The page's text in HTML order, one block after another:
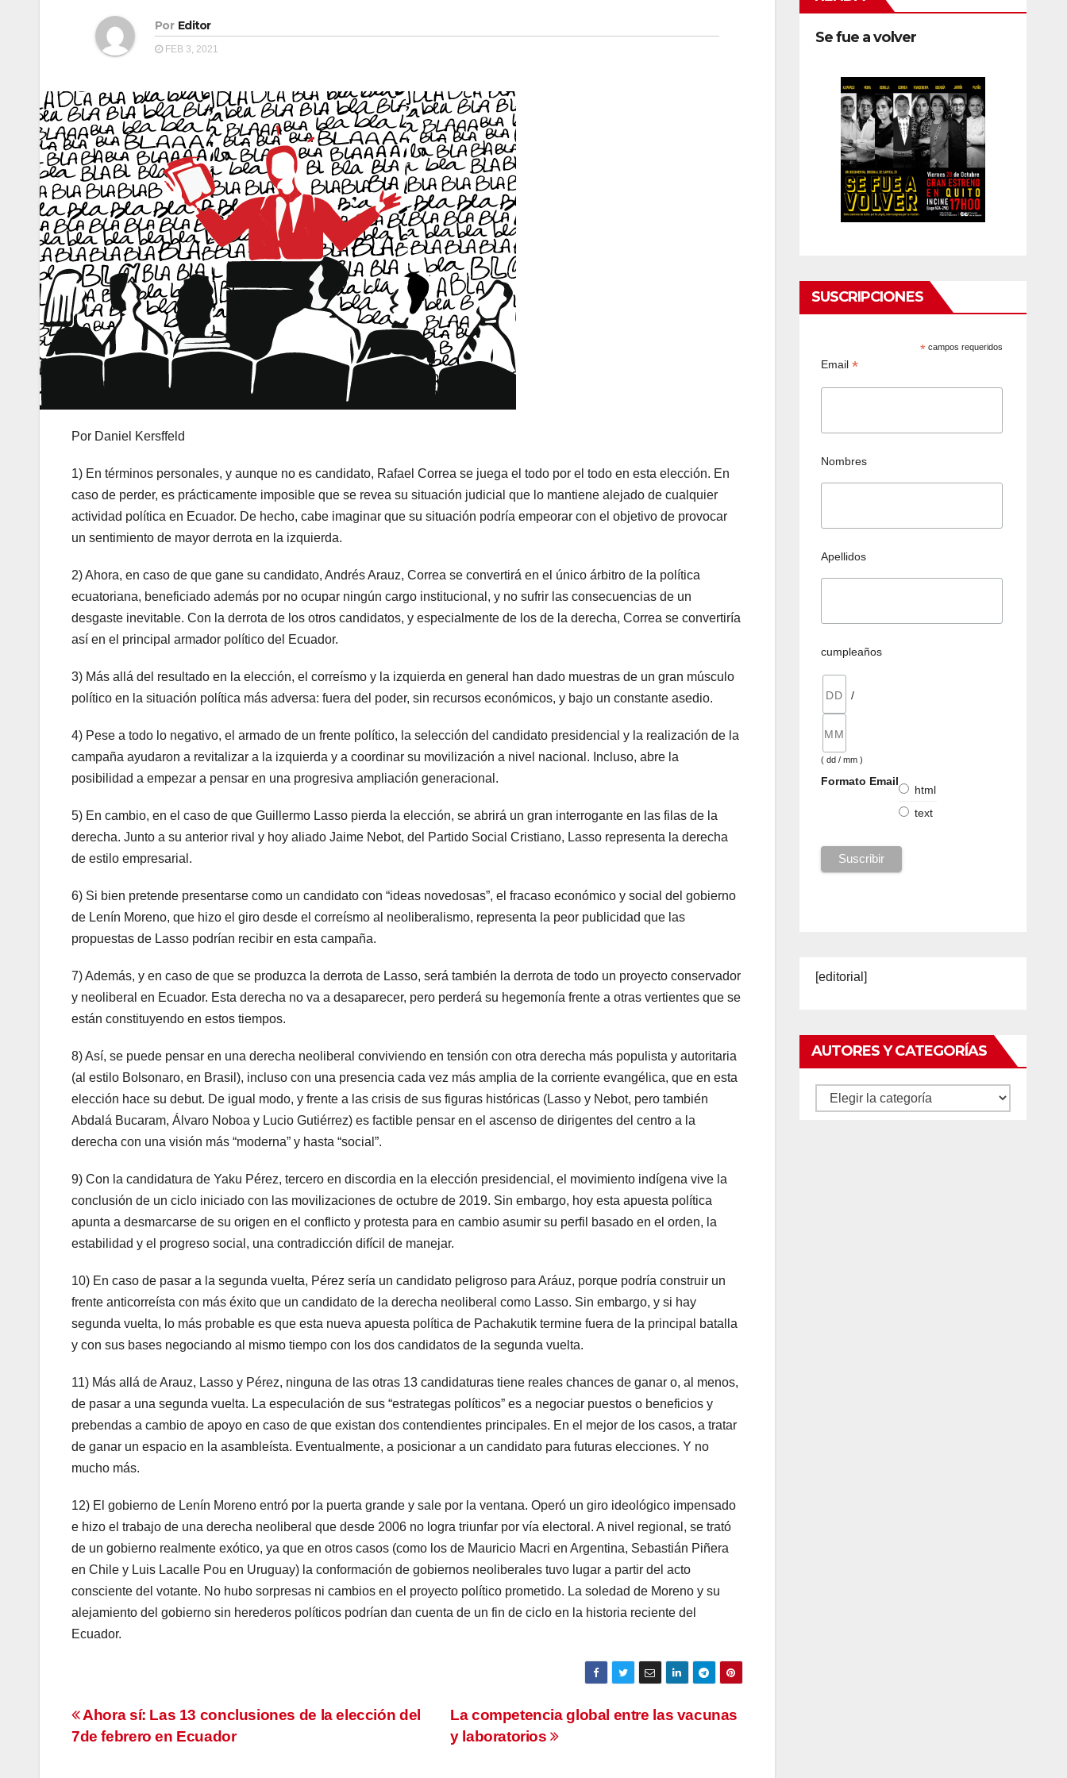
Por Editor
FEB 3, 2021
Por Daniel Kersffeld
1) En términos personales, y aunque no es candidato, Rafael Correa se juega el todo por el todo en esta elección. En
caso de perder, es prácticamente imposible que se revea su situación judicial que lo mantiene alejado de cualquier
actividad política en Ecuador. De hecho, cabe imaginar que su situación podría empeorar con el objetivo de provocar
un sentimiento de mayor derrota en la izquierda.
2) Ahora, en caso de que gane su candidato, Andrés Arauz, Correa se convertirá en el único árbitro de la política
ecuatoriana, beneficiado además por no ocupar ningún cargo institucional, y no sufrir las consecuencias de un
desgaste inevitable. Con la derrota de los otros candidatos, y especialmente de los de la derecha, Correa se convertiría
así en el principal armador político del Ecuador.
3) Más allá del resultado en la elección, el correísmo y la izquierda en general han dado muestras de un gran músculo
político en la situación política más adversa: fuera del poder, sin recursos económicos, y bajo un constante asedio.
4) Pese a todo lo negativo, el armado de un frente político, la selección del candidato presidencial y la realización de la
campaña ayudaron a revitalizar a la izquierda y a coordinar su movilización a nivel nacional. Incluso, abre la
posibilidad a empezar a pensar en una progresiva ampliación generacional.
5) En cambio, en el caso de que Guillermo Lasso pierda la elección, se abrirá un gran interrogante en las filas de la
derecha. Junto a su anterior rival y hoy aliado Jaime Nebot, del Partido Social Cristiano, Lasso representa la derecha
de estilo empresarial.
6) Si bien pretende presentarse como un candidato con “ideas novedosas”, el fracaso económico y social del gobierno
de Lenín Moreno, que hizo el giro desde el correísmo al neoliberalismo, representa la peor publicidad que las
propuestas de Lasso podrían recibir en esta campaña.
7) Además, y en caso de que se produzca la derrota de Lasso, será también la derrota de todo un proyecto conservador
y neoliberal en Ecuador. Esta derecha no va a desaparecer, pero perderá su hegemonía frente a otras vertientes que se
están constituyendo en estos tiempos.
8) Así, se puede pensar en una derecha neoliberal conviviendo en tensión con otra derecha más populista y autoritaria
(al estilo Bolsonaro, en Brasil), incluso con una presencia cada vez más amplia de la corriente evangélica, que en esta
elección hace su debut. De igual modo, y frente a las crisis de sus figuras históricas (Lasso y Nebot, pero también
Abdalá Bucaram, Álvaro Noboa y Lucio Gutiérrez) es factible pensar en el ascenso de dirigentes del centro a la
derecha con una visión más “moderna” y hasta “social”.
9) Con la candidatura de Yaku Pérez, tercero en discordia en la elección presidencial, el movimiento indígena vive la
conclusión de un ciclo iniciado con las movilizaciones de octubre de 2019. Sin embargo, hoy esta apuesta política
apunta a desmarcarse de su origen en el conflicto y protesta para en cambio asumir su perfil basado en el orden, la
estabilidad y el progreso social, una contradicción difícil de manejar.
10) En caso de pasar a la segunda vuelta, Pérez sería un candidato peligroso para Aráuz, porque podría construir un
frente anticorreísta con más éxito que un candidato de la derecha neoliberal como Lasso. Sin embargo, y si hay
segunda vuelta, lo más probable es que esta nueva apuesta política de Pachakutik termine fuera de la principal batalla
y con sus bases negociando al mismo tiempo con los dos candidatos de la segunda vuelta.
11) Más allá de Arauz, Lasso y Pérez, ninguna de las otras 13 candidaturas tiene reales chances de ganar o, al menos,
de pasar a una segunda vuelta. La especulación de sus “estrategas políticos” es a negociar puestos o beneficios y
prebendas a cambio de apoyo en caso de que existan dos contendientes principales. En el mejor de los casos, a tratar
de ganar un espacio en la asambleísta. Eventualmente, a posicionar a un candidato para futuras elecciones. Y no
mucho más.
12) El gobierno de Lenín Moreno entró por la puerta grande y sale por la ventana. Operó un giro ideológico impensado
e hizo el trabajo de una derecha neoliberal que desde 2006 no logra triunfar por vía electoral. A nivel regional, se trató
de un gobierno realmente exótico, ya que en otros casos (como los de Mauricio Macri en Argentina, Sebastián Piñera
en Chile y Luis Lacalle Pou en Uruguay) la conformación de gobiernos neoliberales tuvo lugar a partir del acto
consciente del votante. No hubo sorpresas ni cambios en el proyecto político prometido. La soledad de Moreno y su
alejamiento del gobierno sin herederos políticos podrían dan cuenta de un fin de ciclo en la historia reciente del
Ecuador.
Navegación
de
La competencia global entre las vacunas
y laboratorios
Ahora sí: Las 13 conclusiones de la elección del
7de febrero en Ecuador
Se fue a volver
SUSCRIPCIONES
* campos requeridos
Email *
Nombres
Apellidos
cumpleaños
/
( dd / mm )
Formato Email
html
text
[editorial]
AUTORES Y CATEGORÍAS
Autores